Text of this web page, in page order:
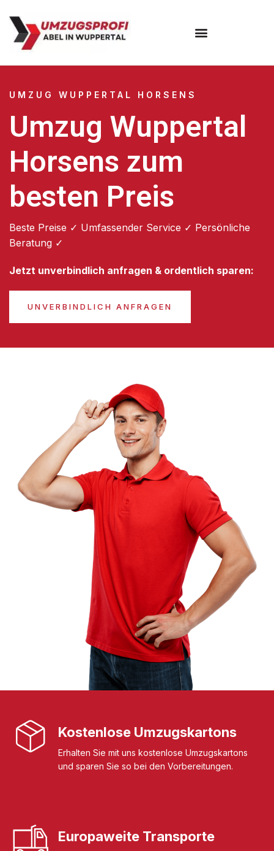
UMZUG WUPPERTAL HORSENS
Umzug Wuppertal
Horsens zum
besten Preis
Beste Preise ✓ Umfassender Service ✓ Persönliche
Beratung ✓
Jetzt unverbindlich anfragen & ordentlich sparen:
UNVERBINDLICH ANFRAGEN
Kostenlose Umzugskartons
Erhalten Sie mit uns kostenlose Umzugskartons
und sparen Sie so bei den Vorbereitungen.
Europaweite Transporte